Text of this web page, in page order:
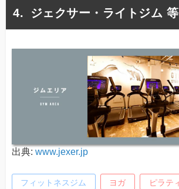
ジェクサー・ライトジム
出典: www.jexer.jp
フィットネスジム ヨガ ピラテ